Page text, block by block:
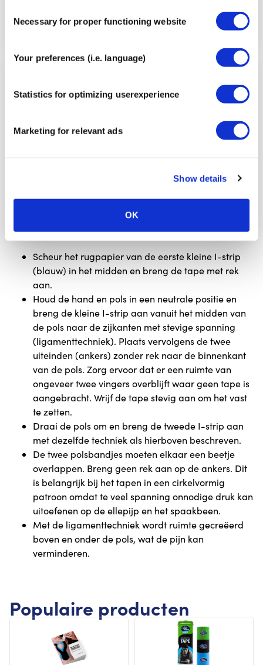
Selection
Necessary for proper functioning website
Your preferences (i.e. language)
Statistics for optimizing userexperience
Marketing for relevant ads
Show details
OK
5
Scheur het rugpapier van de eerste kleine I-strip
(blauw) in het midden en breng de tape met rek
aan.
Houd de hand en pols in een neutrale positie en
breng de kleine I-strip aan vanuit het midden van
de pols naar de zijkanten met stevige spanning
(ligamenttechniek). Plaats vervolgens de twee
uiteinden (ankers) zonder rek naar de binnenkant
van de pols. Zorg ervoor dat er een ruimte van
ongeveer twee vingers overblijft waar geen tape is
aangebracht. Wrijf de tape stevig aan om het vast
te zetten.
Draai de pols om en breng de tweede I-strip aan
met dezelfde techniek als hierboven beschreven.
De twee polsbandjes moeten elkaar een beetje
overlappen. Breng geen rek aan op de ankers. Dit
is belangrijk bij het tapen in een cirkelvormig
patroon omdat te veel spanning onnodige druk kan
uitoefenen op de ellepijp en het spaakbeen.
Met de ligamenttechniek wordt ruimte gecreëerd
boven en onder de pols, wat de pijn kan
verminderen.
Populaire producten